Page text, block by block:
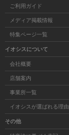
ご利用ガイド
メディア掲載情報
特集ページ一覧
イオシスについて
会社概要
店舗案内
事業所一覧
イオシスが選ばれる理由
その他